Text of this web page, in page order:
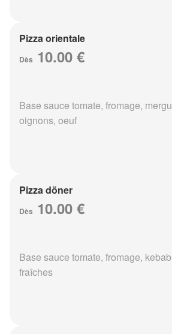
Pizza orientale
Dès 10.00 €
Base sauce tomate, fromage,
oignons, oeuf
Pizza döner
Dès 10.00 €
Base sauce tomate, fromage,
fraîches